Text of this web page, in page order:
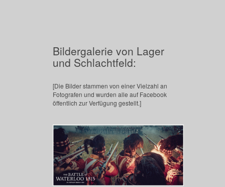
Bildergalerie von Lager
und Schlachtfeld:
[Die Bilder stammen von einer Vielzahl an
Fotografen und wurden alle auf Facebook
öffentlich zur Verfügung gestellt.]